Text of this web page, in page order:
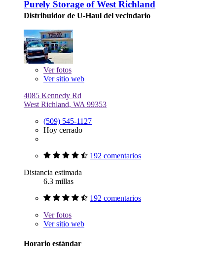
Purely Storage of West Richland
Distribuidor de U-Haul del vecindario
Verfotos
Ver sitio web
4085 Kennedy Rd
West Richland, WA 99353
(509) 545-1127
Hoy cerrado
192 comentarios
Distancia estimada
6.3 millas
192 comentarios
Verfotos
Ver sitio web
Horario estándar